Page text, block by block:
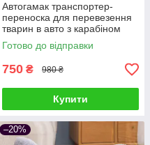
Автогамак транспортер-
переноска для перевезення
тварин в авто з карабіном
Чорний з малюнком
Готово до відправки
750 ₴ 980 ₴
Купити
–20%